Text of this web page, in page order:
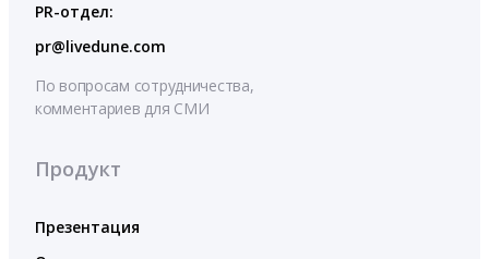
PR-отдел:
pr@livedune.com
По вопросам сотрудничества,
комментариев для СМИ
Продукт
Презентация